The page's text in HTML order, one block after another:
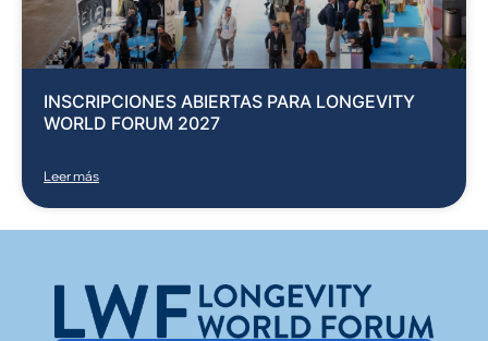
INSCRIPCIONES ABIERTAS PARA LONGEVITY
WORLD FORUM 2027
Leer más